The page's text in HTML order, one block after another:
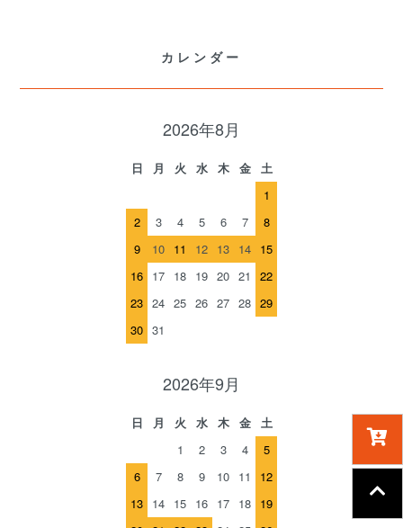
カレンダー
2026年8月
日 月 火 水 木 金
土
1
2
3 4 5 6 7
8
9
10 11 12 13 14 15
16 17 18 19 20 21
22
23 24 25 26 27 28 29
30 31
2026年9月
日 月 火 水 木 金
土
1
2 3 4
5
6
7 8 9 10 11
12
13 14 15 16 17 18 19